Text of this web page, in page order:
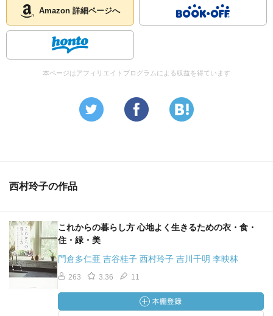
Amazon 詳細ページへ
本ページはアフィリエイトプログラムによる収益を得ています
西村玲子の作品
これからの暮らし方 心地よく生きるための衣・食・
住・緑・美
門倉多仁亜 吉谷桂子 西村玲子 吉川千明 李映林
263 3.36 11